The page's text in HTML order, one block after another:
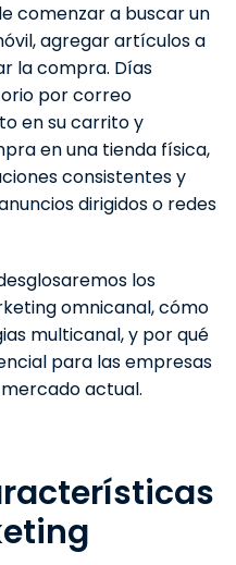
comenzar a buscar un
agregar artículos a
la compra. Días
por correo
en su carrito y
en una tienda física,
consistentes y
dirigidos o redes
los
omnicanal, cómo
multicanal, y por qué
para las empresas
actual.